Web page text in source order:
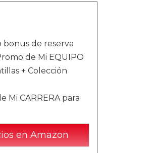
bonus de reserva
de Mi EQUIPO
+ Colección
Mi CARRERA para
en Amazon